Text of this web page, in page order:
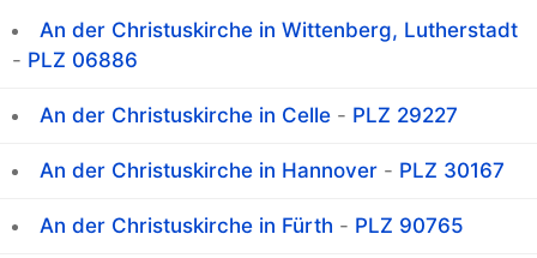
An der Christuskirche in Wittenberg, Lutherstadt
- PLZ 06886
An der Christuskirche in Celle - PLZ 29227
An der Christuskirche in Hannover - PLZ 30167
An der Christuskirche in Fürth - PLZ 90765